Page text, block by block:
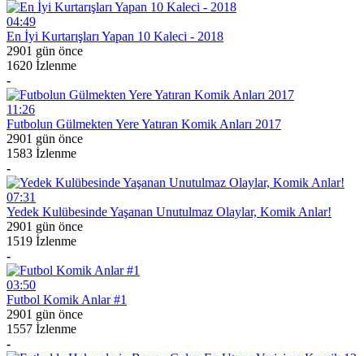
04:49
En İyi Kurtarışları Yapan 10 Kaleci - 2018
2901 gün önce
1620 İzlenme
-
11:26
Futbolun Gülmekten Yere Yatıran Komik Anları 2017
2901 gün önce
1583 İzlenme
-
07:31
Yedek Kulübesinde Yaşanan Unutulmaz Olaylar, Komik Anlar!
2901 gün önce
1519 İzlenme
-
03:50
Futbol Komik Anlar #1
2901 gün önce
1557 İzlenme
-